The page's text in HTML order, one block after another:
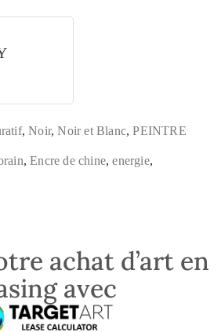
,Noir,Noir et Blanc,PEINTRE
,Encre de chine,energie,
achat d’art en
avec